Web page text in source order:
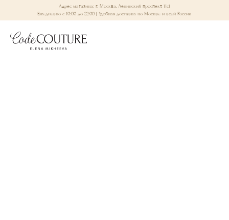
Адрес магазина: г. Москва, Ленинский проспект, 11с1
Ежедневно с 10:00 до 22:00 | Удобная доставка по Москве и всей России